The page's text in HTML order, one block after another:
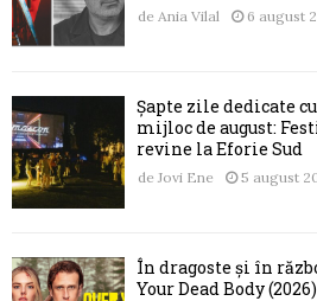
de Ania Vilal 6 august
Șapte zile dedicate
mijloc de august:
revine la Eforie Sud
de Jovi Ene 5 august
În dragoste și în
Your Dead Body (2026)